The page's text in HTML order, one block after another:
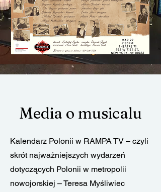
Media o musicalu
Kalendarz Polonii w RAMPA TV – czyli
skrót najważniejszych wydarzeń
dotyczących Polonii w metropolii
nowojorskiej – Teresa Myśliwiec